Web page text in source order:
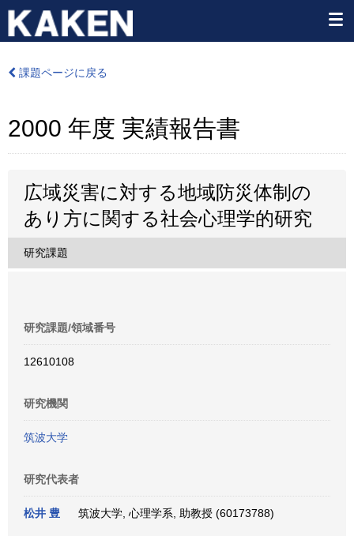
課題ページに戻る
2000 年度 実績報告書
広域災害に対する地域防災体制の
あり方に関する社会心理学的研究
研究課題
研究課題/領域番号
12610108
研究機関
筑波大学
研究代表者
松井 豊 筑波大学, 心理学系, 助教授 (60173788)